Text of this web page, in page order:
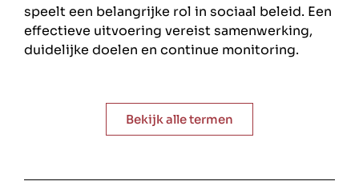
speelt een belangrijke rol in sociaal beleid. Een
effectieve uitvoering vereist samenwerking,
duidelijke doelen en continue monitoring.
Bekijk alle termen